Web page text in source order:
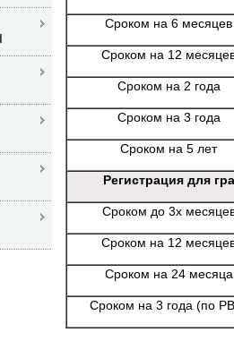
Сроком на 6 месяцев
Сроком на 12
Сроком на 2 года
Сроком на 3 года
Сроком на 5 лет
Регистрация для
Сроком до 3х
Сроком на 12
Сроком на 24 месяца
Сроком на 3 года (по